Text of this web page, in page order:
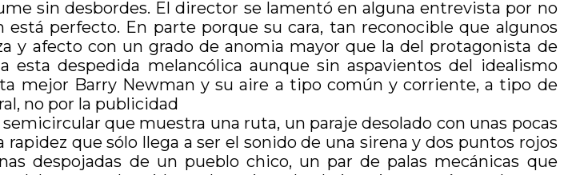
sin desbordes. El director se lamentó en alguna entrevista por no
perfecto. En parte porque su cara, tan reconocible que algunos
y afecto con un grado de anomia mayor que la del protagonista de
esta despedida melancólica aunque sin aspavientos del idealismo
mejor Barry Newman y su aire a tipo común y corriente, a tipo de
no por la publicidad
que muestra una ruta, un paraje desolado con unas pocas
que sólo llega a ser el sonido de una sirena y dos puntos rojos
despojadas de un pueblo chico, un par de palas mecánicas que